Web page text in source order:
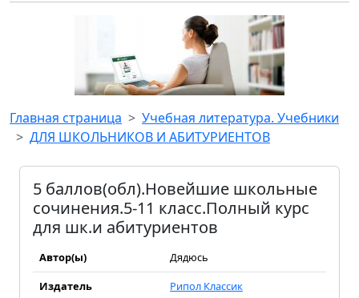
Главная страница
Учебная литература. Учебники
ДЛЯ ШКОЛЬНИКОВ И АБИТУРИЕНТОВ
5 баллов(обл).Новейшие школьные
сочинения.5-11 класс.Полный курс
для шк.и абитуриентов
Автор(ы)
Дядюсь
Издатель
Рипол Классик